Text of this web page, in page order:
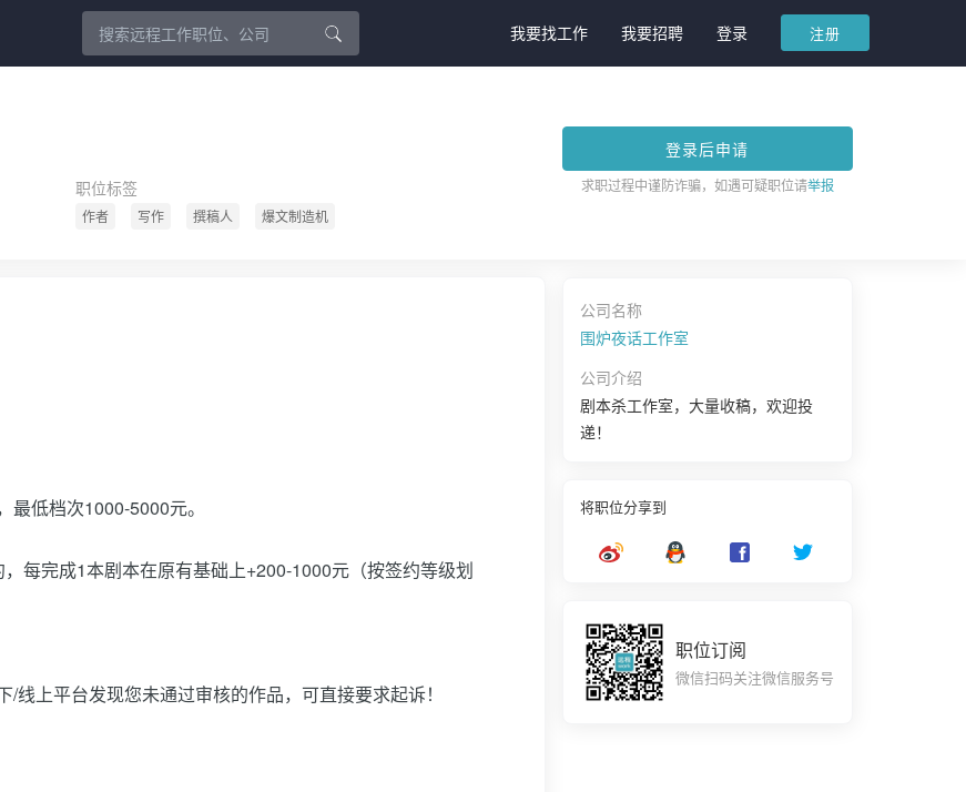
我要找工作 我要招聘 登录 注册
职位标签
作者 写作 撰稿人 爆文制造机
登录后申请
求职过程中谨防诈骗，如遇可疑职位请举报
低档次1000-5000元。
每完成1本剧本在原有基础上+200-1000元（按签约等级划
上平台发现您未通过审核的作品，可直接要求起诉！
公司名称
围炉夜话工作室
公司介绍
剧本杀工作室，大量收稿，欢迎投
递！
将职位分享到
职位订阅
微信扫码关注微信服务号